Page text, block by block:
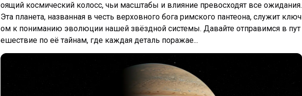
оящий космический колосс, чьи масштабы и влияние превосходят все ожидания.
Эта планета, названная в честь верховного бога римского пантеона, служит ключ
ом к пониманию эволюции нашей звёздной системы. Давайте отправимся в пут
ешествие по её тайнам, где каждая деталь поражае...